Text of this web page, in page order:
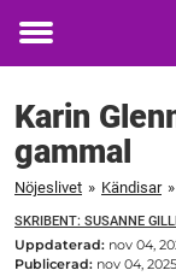
Toggle
Karin
gammal
Nöjeslivet » Kändisar »
SKRIBENT: SUSANNE
Uppdaterad: nov 04,
Publicerad: nov 04,